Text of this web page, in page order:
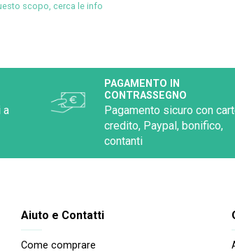
scopo, cerca le info
a
PAGAMENTO IN
CONTRASSEGNO
Pagamento sicuro con
credito, Paypal, bonifico,
contanti
Aiuto e Contatti
Come comprare